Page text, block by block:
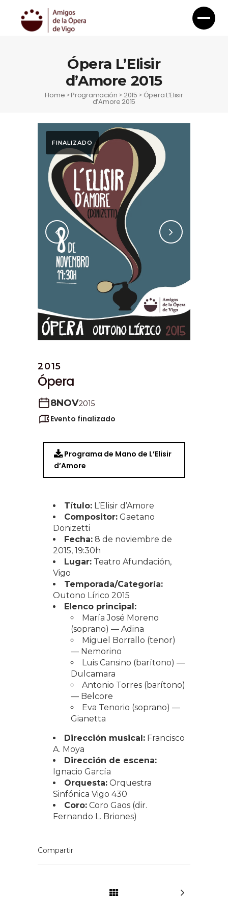
Ópera L’Elisir
d’Amore 2015
Home >Programación > 2015 > Ópera L’Elisir
d’Amore 2015
FINALIZADO
2015
Ópera
8NOV2015
Evento finalizado
Programa de Mano de L’Elisir
d’Amore
Título: L’Elisir d’Amore
Compositor: Gaetano
Donizetti
Fecha: 8 de noviembre de
2015, 19:30h
Lugar: Teatro Afundación,
Vigo
Temporada/Categoría:
Outono Lírico 2015
Elenco principal:
María José Moreno
(soprano) — Adina
Miguel Borrallo (tenor)
— Nemorino
Luis Cansino (barítono) —
Dulcamara
Antonio Torres (barítono)
— Belcore
Eva Tenorio (soprano) —
Gianetta
Dirección musical: Francisco
A. Moya
Dirección de escena:
Ignacio García
Orquesta: Orquestra
Sinfónica Vigo 430
Coro: Coro Gaos (dir.
Fernando L. Briones)